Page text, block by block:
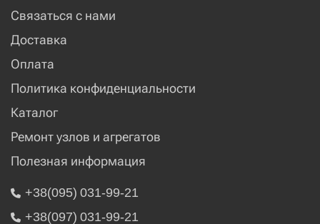
Связаться с нами
Доставка
Оплата
Политика конфиденциальности
Каталог
Ремонт узлов и агрегатов
Полезная информация
+38(095) 031-99-21
+38(097) 031-99-21